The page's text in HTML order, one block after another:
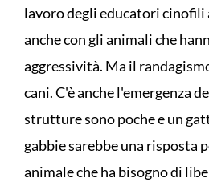
lavoro degli educatori cinofili
anche con gli animali che
aggressività. Ma il
cani. C'è anche l'emergenza
strutture sono poche e un
gabbie sarebbe una risposta
animale che ha bisogno di